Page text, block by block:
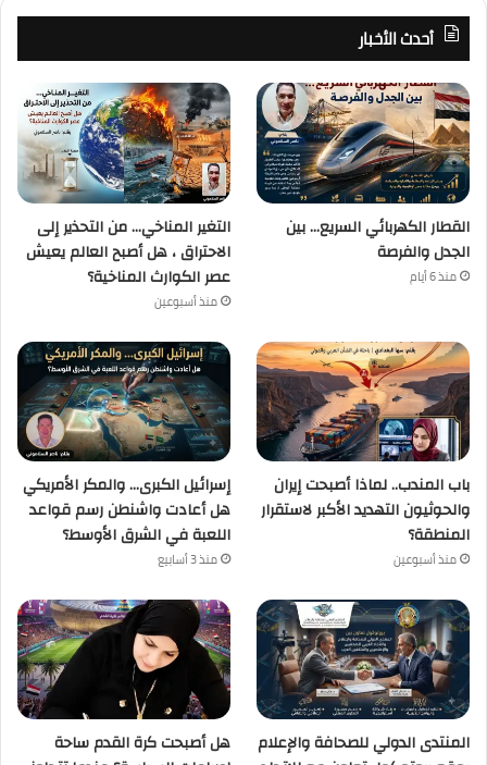
أحدث الأخبار
القطار الكهربائي السريع… بين
الجدل والفرصة
منذ 6 أيام
التغير المناخي… من التحذير إلى
الاحتراق ، هل أصبح العالم يعيش
عصر الكوارث المناخية؟
منذ أسبوعين
باب المندب.. لماذا أصبحت إيران
والحوثيون التهديد الأكبر لاستقرار
المنطقة؟
منذ أسبوعين
إسرائيل الكبرى… والمكر الأمريكي
هل أعادت واشنطن رسم قواعد
اللعبة في الشرق الأوسط؟
منذ 3 أسابيع
المنتدى الدولي للصحافة والإعلام
هل أصبحت كرة القدم ساحة